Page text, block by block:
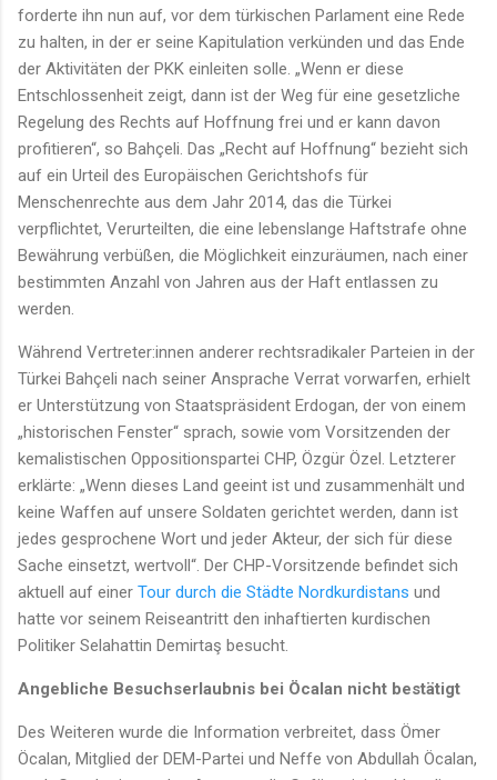
forderte ihn nun auf, vor dem türkischen Parlament eine Rede
zu halten, in der er seine Kapitulation verkünden und das Ende
der Aktivitäten der PKK einleiten solle. „Wenn er diese
Entschlossenheit zeigt, dann ist der Weg für eine gesetzliche
Regelung des Rechts auf Hoffnung frei und er kann davon
profitieren“, so Bahçeli. Das „Recht auf Hoffnung“ bezieht sich
auf ein Urteil des Europäischen Gerichtshofs für
Menschenrechte aus dem Jahr 2014, das die Türkei
verpflichtet, Verurteilten, die eine lebenslange Haftstrafe ohne
Bewährung verbüßen, die Möglichkeit einzuräumen, nach einer
bestimmten Anzahl von Jahren aus der Haft entlassen zu
werden.
Während Vertreter:innen anderer rechtsradikaler Parteien in der
Türkei Bahçeli nach seiner Ansprache Verrat vorwarfen, erhielt
er Unterstützung von Staatspräsident Erdogan, der von einem
„historischen Fenster“ sprach, sowie vom Vorsitzenden der
kemalistischen Oppositionspartei CHP, Özgür Özel. Letzterer
erklärte: „Wenn dieses Land geeint ist und zusammenhält und
keine Waffen auf unsere Soldaten gerichtet werden, dann ist
jedes gesprochene Wort und jeder Akteur, der sich für diese
Sache einsetzt, wertvoll“. Der CHP-Vorsitzende befindet sich
aktuell auf einer Tour durch die Städte Nordkurdistans und
hatte vor seinem Reiseantritt den inhaftierten kurdischen
Politiker Selahattin Demirtaş besucht.
Angebliche Besuchserlaubnis bei Öcalan nicht bestätigt
Des Weiteren wurde die Information verbreitet, dass Ömer
Öcalan, Mitglied der DEM-Partei und Neffe von Abdullah Öcalan,